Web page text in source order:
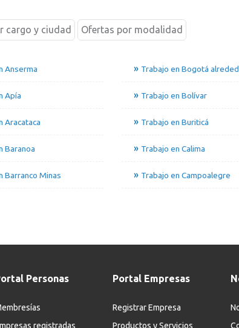
cargo y ciudad Ofertas por modalidad
Anserma
Apía
Aracataca
Baranoa
Barranco Minas
Trabajo en Bogotá
Trabajo en Bolívar
Trabajo en Buriticá
Trabajo en Calima
Trabajo en Campoalegre
Personas
registradas
Portal Empresas
Registrar Empresa
Productos y Servicios